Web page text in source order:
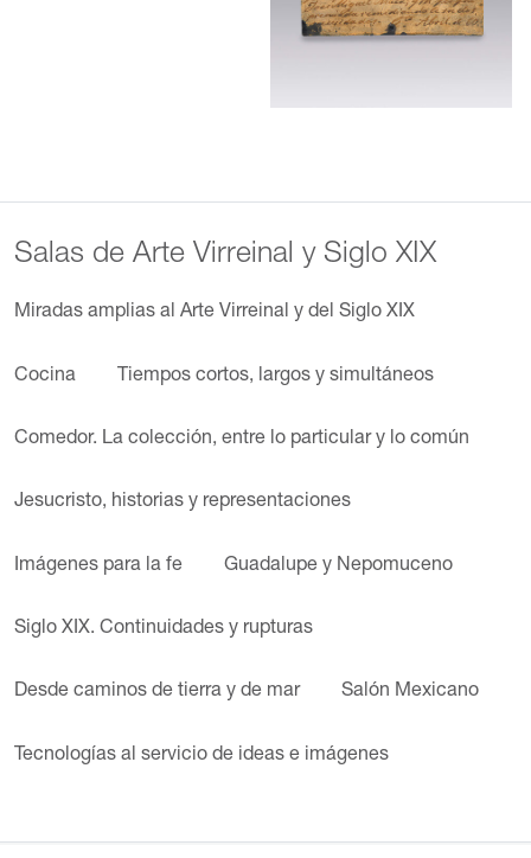
Salas de Arte Virreinal y Siglo XIX
Miradas amplias al Arte Virreinal y del Siglo XIX
Cocina Tiempos cortos, largos y simultáneos
Comedor. La colección, entre lo particular y lo común
Jesucristo, historias y representaciones
Imágenes para la fe Guadalupe y Nepomuceno
Siglo XIX. Continuidades y rupturas
Desde caminos de tierra y de mar Salón Mexicano
Tecnologías al servicio de ideas e imágenes